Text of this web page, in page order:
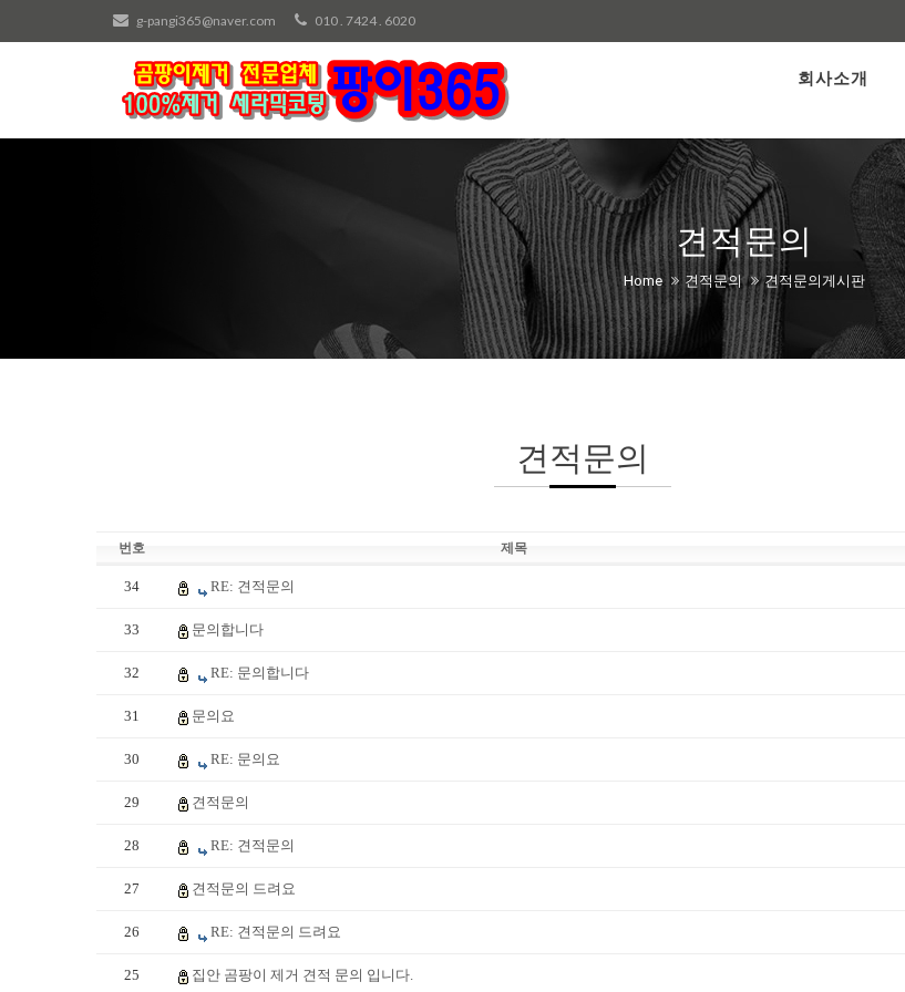
g-pangi365@naver.com 010 . 7424 . 6020
회사소개
견적문의
Home 견적문의 견적문의게시판
견적문의
번호 제목
34 RE: 견적문의
33 문의합니다
32 RE: 문의합니다
31 문의요
30 RE: 문의요
29 견적문의
28 RE: 견적문의
27 견적문의 드려요
26 RE: 견적문의 드려요
25 집안 곰팡이 제거 견적 문의 입니다.